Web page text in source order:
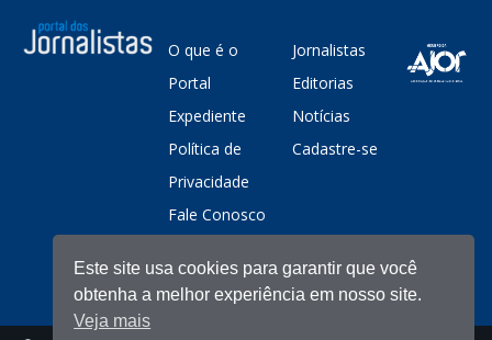
O que é o
Portal
Expediente
Política de
Privacidade
Fale Conosco
Jornalistas
Editorias
Notícias
Cadastre-se
Este site usa cookies para garantir que você
obtenha a melhor experiência em nosso site.
Veja mais